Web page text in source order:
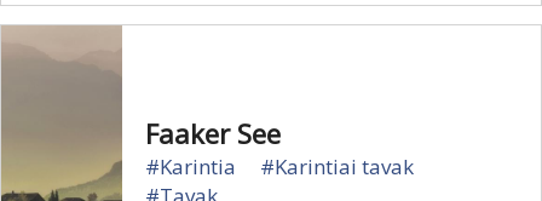
Faaker See
#Karintia
#Karintiai tavak
#Tavak